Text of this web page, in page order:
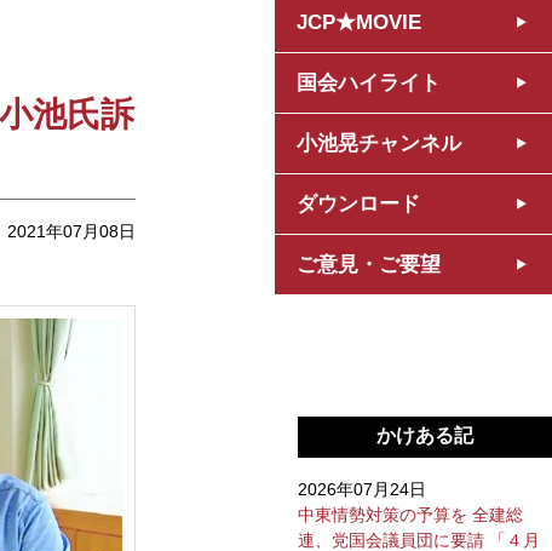
JCP★MOVIE
国会ハイライト
小池晃チャンネル
ダウンロード
ご意見・ご要望
池氏訴
2021年07月08日
かけある記
2026年07月24日
中東情勢対策の予算を 全建総
連、党国会議員団に要請 「４月